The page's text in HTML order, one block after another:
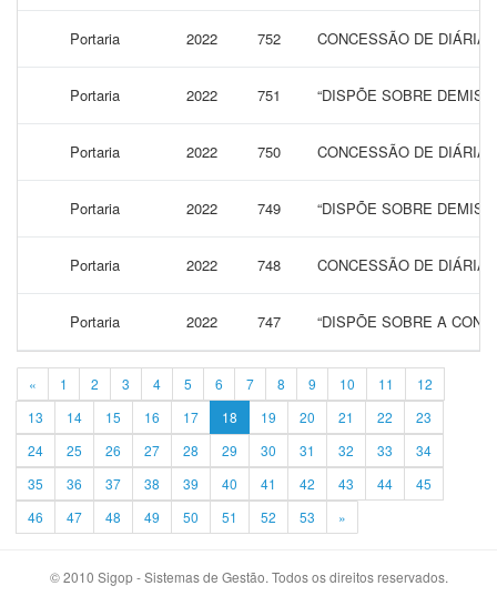
Portaria 2022 752 CONCESSÃO DE
Portaria 2022 751 “DISPÕE SOBRE
Portaria 2022 750 CONCESSÃO DE
Portaria 2022 749 “DISPÕE SOBRE
Portaria 2022 748 CONCESSÃO DE
Portaria 2022 747 “DISPÕE SOBRE A
« 1 2 3 4 5 6 7 8 9 10 11
12
13
14 15 16 17 18 19 20 21 22
23
24
25 26 27 28 29 30 31 32 33
34
35
36 37 38 39 40 41 42 43 44
45
46
47 48 49 50 51 52 53 »
© 2010 Sigop - Sistemas de Gestão. Todos os direitos reservados.